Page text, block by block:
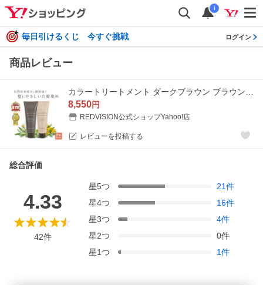
i
毎日引けるくじ 今すぐ挑戦 ログイン
商品レビュー
8,550円
REDVISION公式ショップYahoo!店
レビューを投稿する
総合評価
4.33
42件
星5つ 21件
星4つ 16件
星3つ 4件
星2つ 0件
星1つ 1件